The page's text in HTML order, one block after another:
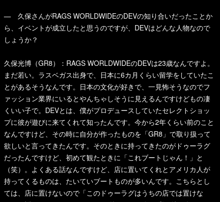
— 久保さんがRAGS WORLDWIDEのDEVの知り合いだったことか
ら、イベントが成立したと思うのですが、DEVはどんな人物なので
しょうか？
久保光博（GR8）：RAGS WORLDWIDEのDEVは23歳なんですよ。
まだ若い。ラスベガス出身で、日本に6カ月くらい留学をしていたこ
とがあるそうなんです。日本の文化が好きで、一見怖そうなのでフ
ァッション業界にいるとやんちゃしそうに見えるんですけどもの凄
くいい子で。DEVとは、僕がプロデュースしていたセレクトショッ
プに彼が遊びに来てくれて知ったんです。今から2年くらい前のこと
なんですけど、その時に自分が作ったものを「GR8」で取り扱って
欲しいと言ってきたんです。そのときに持ってきたのがドゥーラグ
だったんですけど、初めて観たときに「これブートじゃん！」と
（笑）。よくある話なんですけど、店に置いてくれとアメリカ人が
持ってくるものは、たいていブートものが多いんです。こちらとし
ては、店に置けないので「このドゥーラグはうちの店では置けな